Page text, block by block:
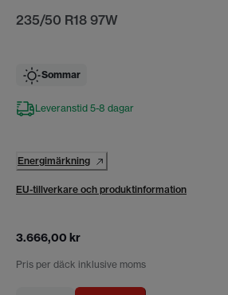
235/50 R18 97W
Sommar
Leveranstid 5-8 dagar
Energimärkning
EU-tillverkare och produktinformation
3.666,00 kr
Pris per däck inklusive moms